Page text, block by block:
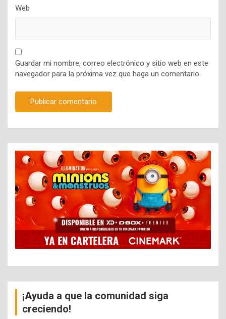
Web
Guardar mi nombre, correo electrónico y sitio web en este
navegador para la próxima vez que haga un comentario.
¡Ayuda a que la comunidad siga
creciendo!